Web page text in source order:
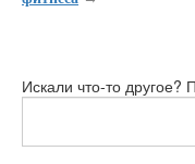
Искали что-то другое?